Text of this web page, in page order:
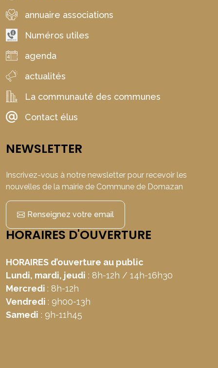
annuaire associations
Numéros utiles
agenda
actualités
La communauté des communes
Contact élus
NEWSLETTER
Inscrivez-vous à notre newsletter pour recevoir les
nouvelles de la mairie de Commune de Domazan
Renseignez votre email
HORAIRES D'OUVERTURE
HORAIRES d’ouverture au public
Lundi, mardi, jeudi : 8h-12h / 14h-16h30
Mercredi : 8h-12h
Vendredi : 9h00-13h
Samedi : 9h-11h45